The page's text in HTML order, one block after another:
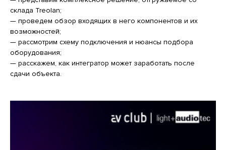
склада Treolan;
— проведем обзор входящих в него компонентов и их
возможностей;
— рассмотрим схему подключения и нюансы подбора
оборудования;
— расскажем, как интегратор может заработать после
сдачи объекта.